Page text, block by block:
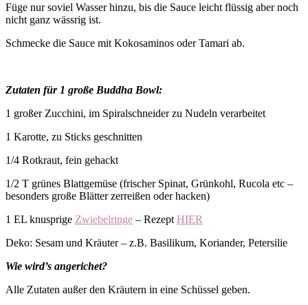
Füge nur soviel Wasser hinzu, bis die Sauce leicht flüssig aber noch
nicht ganz wässrig ist.
Schmecke die Sauce mit Kokosaminos oder Tamari ab.
Zutaten für 1 große Buddha Bowl:
1 großer Zucchini, im Spiralschneider zu Nudeln verarbeitet
1 Karotte, zu Sticks geschnitten
1/4 Rotkraut, fein gehackt
1/2 T grünes Blattgemüse (frischer Spinat, Grünkohl, Rucola etc –
besonders große Blätter zerreißen oder hacken)
1 EL knusprige Zwiebelringe – Rezept HIER
Deko: Sesam und Kräuter – z.B. Basilikum, Koriander, Petersilie
Wie wird’s angerichet?
Alle Zutaten außer den Kräutern in eine Schüssel geben.